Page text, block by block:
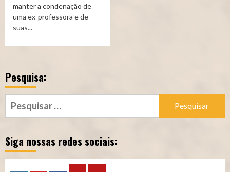
manter a condenação de
uma ex-professora e de
suas...
Pesquisa:
Pesquisar
por:
Siga nossas redes sociais: